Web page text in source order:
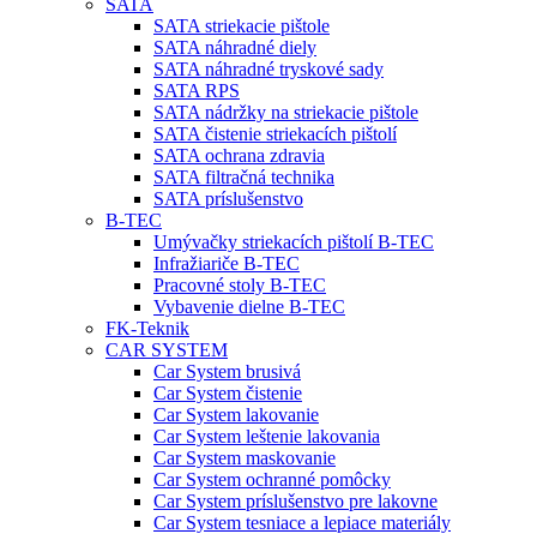
SATA
SATA striekacie pištole
SATA náhradné diely
SATA náhradné tryskové sady
SATA RPS
SATA nádržky na striekacie pištole
SATA čistenie striekacích pištolí
SATA ochrana zdravia
SATA filtračná technika
SATA príslušenstvo
B-TEC
Umývačky striekacích pištolí B-TEC
Infražiariče B-TEC
Pracovné stoly B-TEC
Vybavenie dielne B-TEC
FK-Teknik
CAR SYSTEM
Car System brusivá
Car System čistenie
Car System lakovanie
Car System leštenie lakovania
Car System maskovanie
Car System ochranné pomôcky
Car System príslušenstvo pre lakovne
Car System tesniace a lepiace materiály